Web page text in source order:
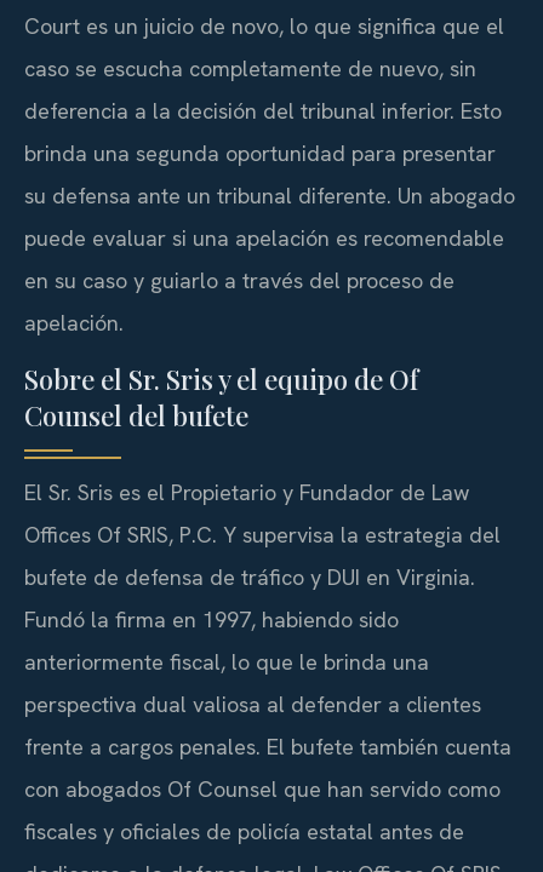
Court es un juicio de novo, lo que significa que el
caso se escucha completamente de nuevo, sin
deferencia a la decisión del tribunal inferior. Esto
brinda una segunda oportunidad para presentar
su defensa ante un tribunal diferente. Un abogado
puede evaluar si una apelación es recomendable
en su caso y guiarlo a través del proceso de
apelación.
Sobre el Sr. Sris y el equipo de Of
Counsel del bufete
El Sr. Sris es el Propietario y Fundador de Law
Offices Of SRIS, P.C. Y supervisa la estrategia del
bufete de defensa de tráfico y DUI en Virginia.
Fundó la firma en 1997, habiendo sido
anteriormente fiscal, lo que le brinda una
perspectiva dual valiosa al defender a clientes
frente a cargos penales. El bufete también cuenta
con abogados Of Counsel que han servido como
fiscales y oficiales de policía estatal antes de